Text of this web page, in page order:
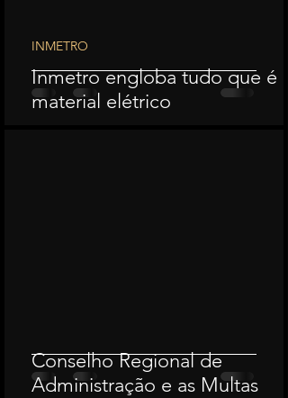
Inmetro engloba tudo que é
material elétrico
INMETRO
Conselho Regional de
Administração e as Multas